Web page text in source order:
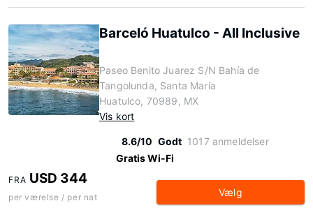
Barceló Huatulco - All Inclusive
Paseo Benito Juarez S/N Bahía de
Tangolunda, Santa María
Huatulco, 70989, MX
Vis kort
8.6/10 Godt 1017 anmeldelser
Gratis Wi-Fi
FRA USD 344
per værelse / per nat Vælg